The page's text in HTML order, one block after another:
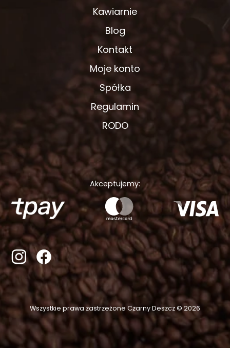
Kawiarnie
Blog
Kontakt
Moje konto
Spółka
Regulamin
RODO
Akceptujemy:
Wszystkie prawa zastrzeżone Czarny Deszcz © 2026